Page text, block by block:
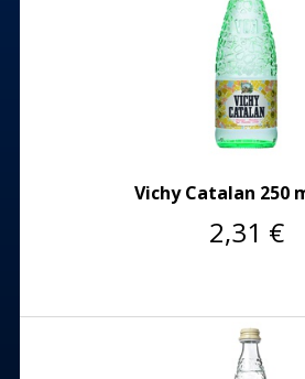
Vichy Catalan 250
2,31 €